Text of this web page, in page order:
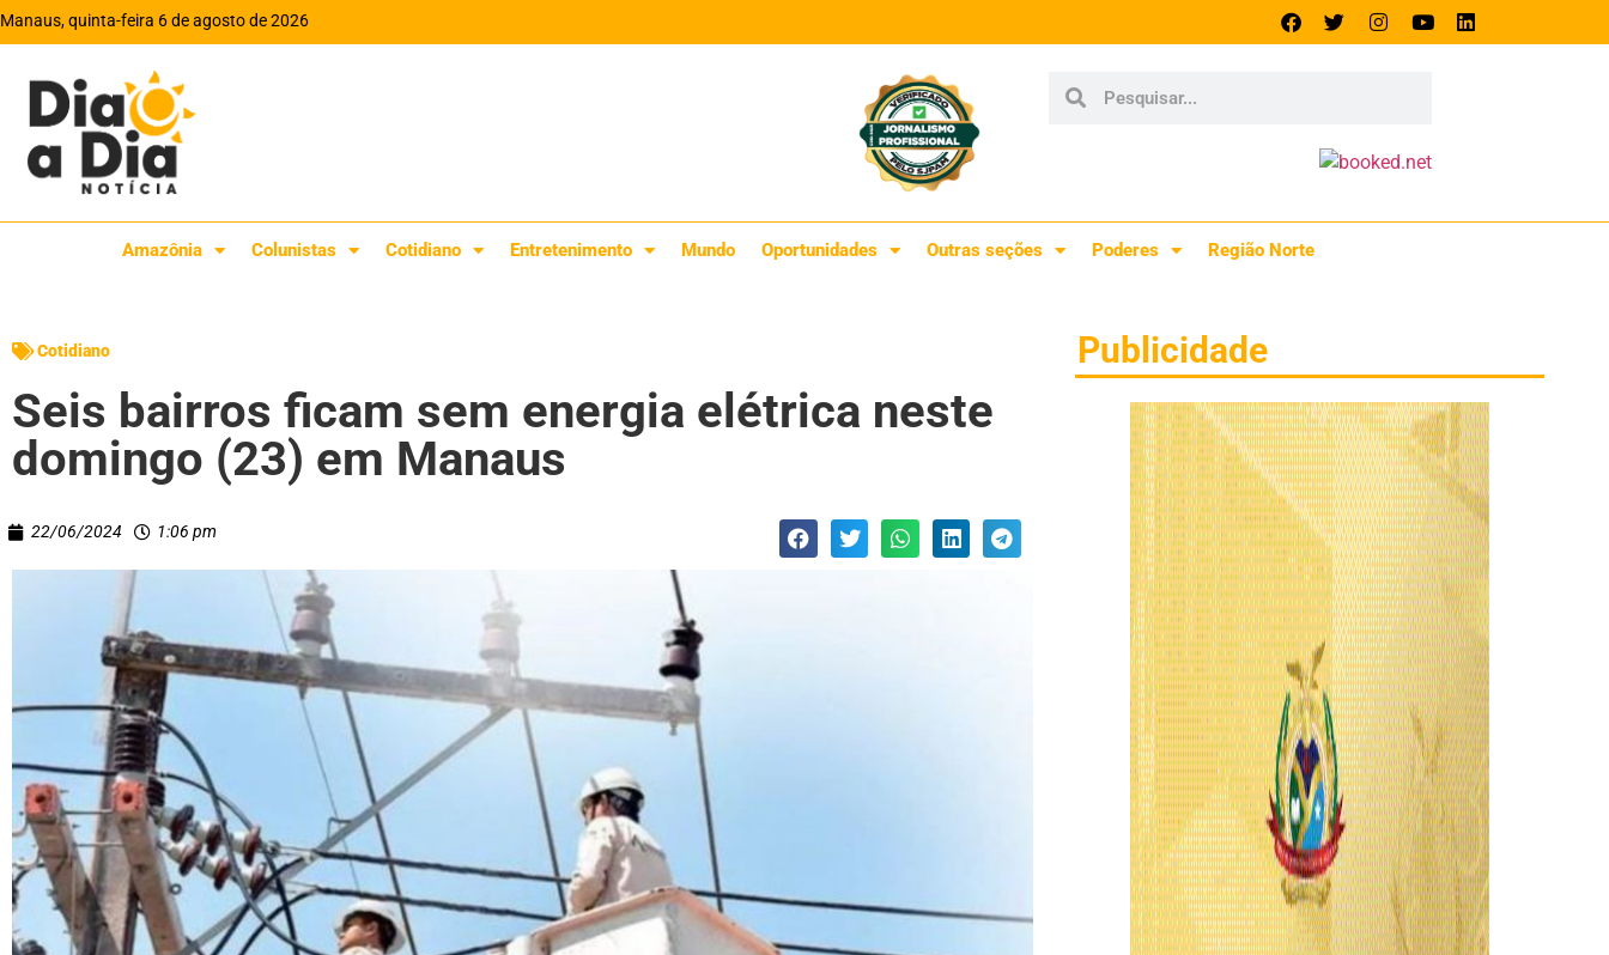
Manaus, quinta-feira 6 de agosto de 2026
Amazônia Colunistas Cotidiano Entretenimento Mundo Oportunidades Outras seções Poderes Região Norte
Cotidiano
Seis bairros ficam sem energia elétrica neste
domingo (23) em Manaus
22/06/2024 1:06 pm
Publicidade